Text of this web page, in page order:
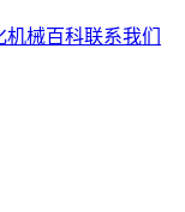
机械百科联系我们